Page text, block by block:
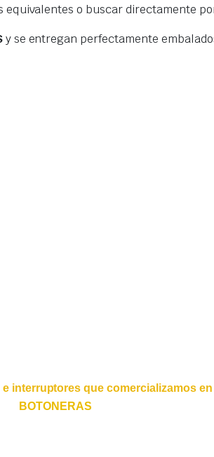
o buscar directamente
y se entregan perfectamente
interruptores que comercializamos
BOTONERAS